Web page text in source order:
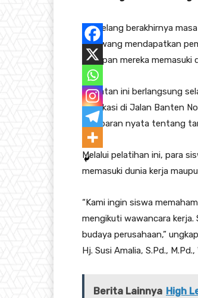
Menjelang berakhirnya
Karawang mendapatkan
kesiapan mereka memasuki
Kegiatan ini berlangsung
berlokasi di Jalan Banten
gambaran nyata tentang
Melalui pelatihan ini, para
memasuki dunia kerja
“Kami ingin siswa
mengikuti wawancara kerja.
budaya perusahaan,”
Hj. Susi Amalia, S.Pd.,
Berita Lainnya High